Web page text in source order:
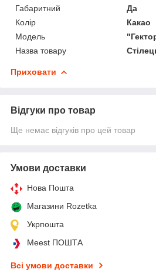
Габаритний
Да
Колір
Какао
Мoдель
Назва товару
Приховати
Відгуки про товар
Ще немає відгуків про цей товар
Умови доставки
Нова Пошта
Магазини Rozetka
Укрпошта
Meest ПОШТА
Всі умови доставки